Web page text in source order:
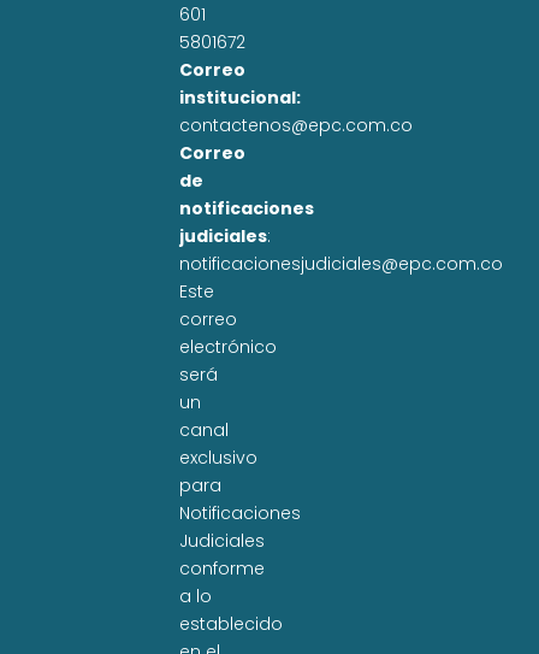
601
5801672
Correo
institucional:
contactenos@epc.com.co
Correo
de
notificaciones
judiciales:
notificacionesjudiciales@epc.com.co
Este
correo
electrónico
será
un
canal
exclusivo
para
Notificaciones
Judiciales
conforme
a lo
establecido